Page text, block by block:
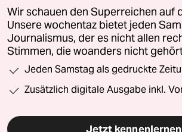
Wir schauen den Superreichen auf
Unsere wochentaz bietet jeden
Journalismus, der es nicht allen
Stimmen, die woanders nicht
Jeden Samstag als gedruckte
Zusätzlich digitale Ausgabe inkl.
Jetzt kennenlernen